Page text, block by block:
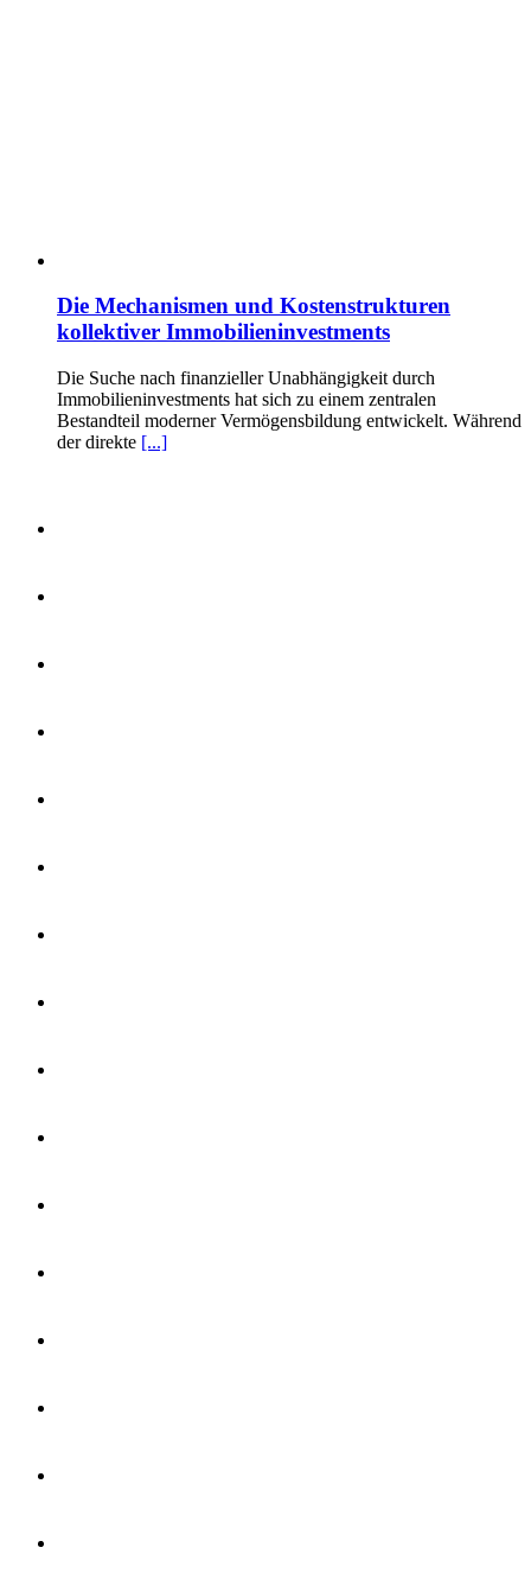
Die Mechanismen und Kostenstrukturen
kollektiver Immobilieninvestments
Die Suche nach finanzieller Unabhängigkeit durch
Immobilieninvestments hat sich zu einem zentralen
Bestandteil moderner Vermögensbildung entwickelt. Während
der direkte [...]